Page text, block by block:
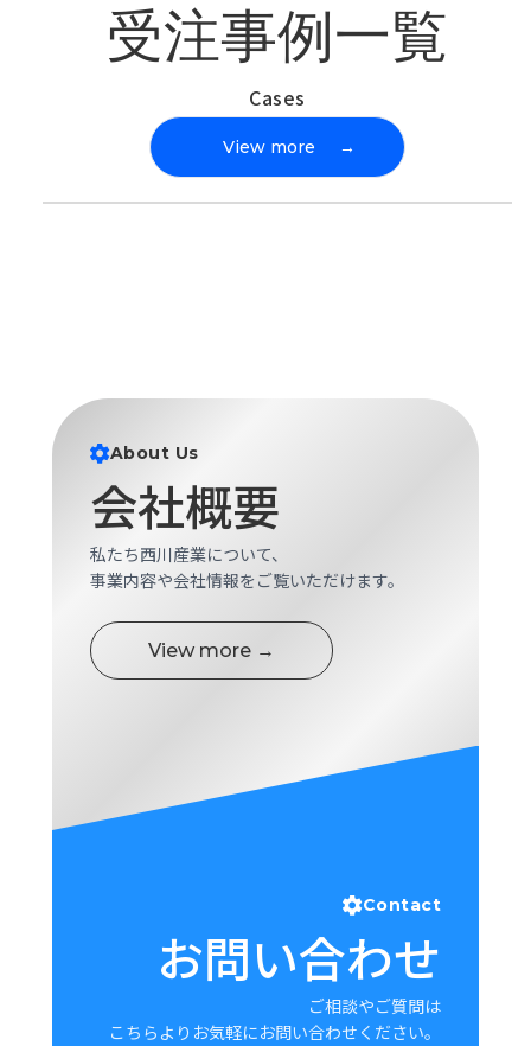
受注事例一覧
Cases
View more →
About Us
会社概要
私たち西川産業について、
事業内容や会社情報をご覧いただけます。
View more →
Contact
お問い合わせ
ご相談やご質問は
こちらよりお気軽にお問い合わせください。